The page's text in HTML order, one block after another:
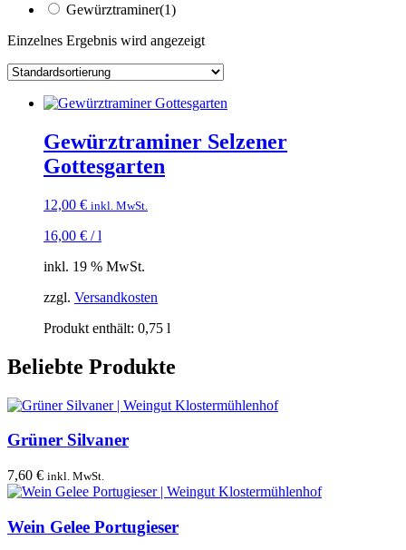
Gewürztraminer(1)
Einzelnes Ergebnis wird angezeigt
Gewürztraminer Selzener
Gottesgarten
12,00 € inkl. MwSt.
16,00 € /l
inkl. 19 % MwSt.
zzgl. Versandkosten
Produkt enthält: 0,75 l
Beliebte Produkte
Grüner Silvaner
7,60 € inkl. MwSt.
Wein Gelee Portugieser